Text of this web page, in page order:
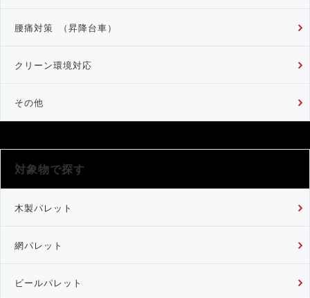
腰痛対策 （昇降台車）
クリーン環境対応
その他
対象物で探す
木製パレット
網パレット
ビールパレット